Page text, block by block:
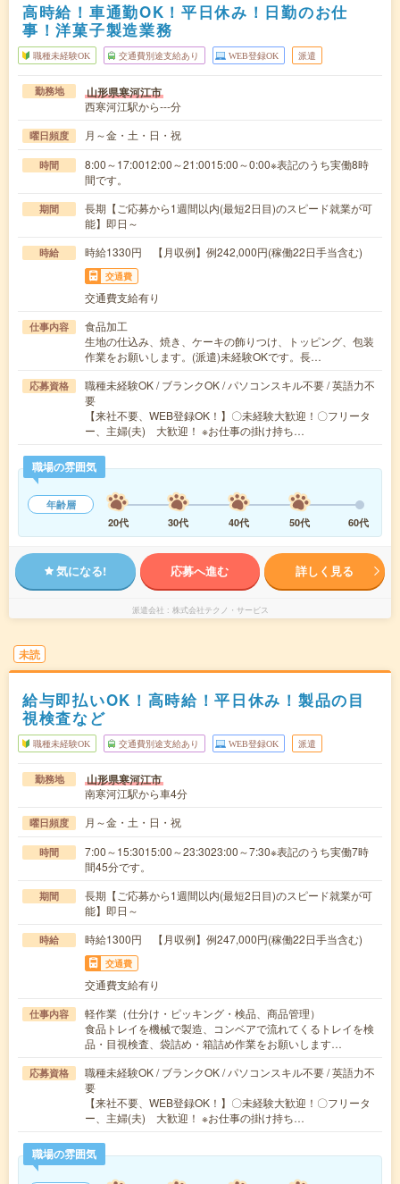
高時給！車通勤OK！平日休み！日勤のお仕
事！洋菓子製造業務
職種未経験OK 交通費別途支給あり WEB登録OK 派遣
勤務地 山形県寒河江市
西寒河江駅から---分
曜日頻度 月～金・土・日・祝
時間
8:00～17:0012:00～21:0015:00～0:00※表記のうち実働8時
間です。
期間
長期【ご応募から1週間以内(最短2日目)のスピード就業が可
能】即日～
時給 時給1330円 【月収例】例242,000円(稼働22日手当含む)
交通費
交通費支給有り
仕事内容
食品加工
生地の仕込み、焼き、ケーキの飾りつけ、トッピング、包装
作業をお願いします。(派遣)未経験OKです。長…
応募資格
職種未経験OK / ブランクOK / パソコンスキル不要 / 英語力不
要
【来社不要、WEB登録OK！】〇未経験大歓迎！〇フリータ
ー、主婦(夫) 大歓迎！ ※お仕事の掛け持ち…
職場の雰囲気
年齢層
20代
30代 40代 50代 60代
気になる! 応募へ進む 詳しく見る
派遣会社 株式会社テクノ・サービス
未読
給与即払いOK！高時給！平日休み！製品の目
視検査など
職種未経験OK 交通費別途支給あり WEB登録OK 派遣
勤務地 山形県寒河江市
南寒河江駅から車4分
曜日頻度 月～金・土・日・祝
時間
7:00～15:3015:00～23:3023:00～7:30※表記のうち実働7時
間45分です。
期間
長期【ご応募から1週間以内(最短2日目)のスピード就業が可
能】即日～
時給 時給1300円 【月収例】例247,000円(稼働22日手当含む)
交通費
交通費支給有り
仕事内容
軽作業（仕分け・ピッキング・検品、商品管理）
食品トレイを機械で製造、コンベアで流れてくるトレイを検
品・目視検査、袋詰め・箱詰め作業をお願いします…
応募資格
職種未経験OK / ブランクOK / パソコンスキル不要 / 英語力不
要
【来社不要、WEB登録OK！】〇未経験大歓迎！〇フリータ
ー、主婦(夫) 大歓迎！ ※お仕事の掛け持ち…
職場の雰囲気